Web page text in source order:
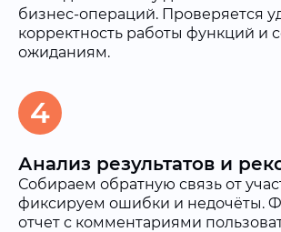
бизнес-операций. Проверяется
корректность работы функций и
ожиданиям.
4
Анализ результатов и
Собираем обратную связь от
фиксируем ошибки и недочёты.
отчет с комментариями